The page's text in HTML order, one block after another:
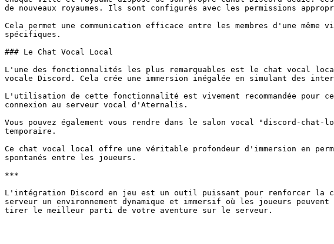
de nouveaux royaumes. Ils sont configurés avec les permissions
Cela permet une communication efficace entre les membres d'une
spécifiques.
### Le Chat Vocal Local
L'une des fonctionnalités les plus remarquables est le chat vocal
vocale Discord. Cela crée une immersion inégalée en simulant des
L'utilisation de cette fonctionnalité est vivement recommandée
connexion au serveur vocal d'Aternalis.
Vous pouvez également vous rendre dans le salon vocal "discord-
temporaire.
Ce chat vocal local offre une véritable profondeur d'immersion en
spontanés entre les joueurs.
***
L'intégration Discord en jeu est un outil puissant pour renforcer la
serveur un environnement dynamique et immersif où les joueurs